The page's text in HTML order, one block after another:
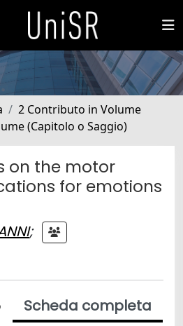
2 Contributo in Volume
(Capitolo o Saggio)
on the motor
for emotions
;
Scheda completa